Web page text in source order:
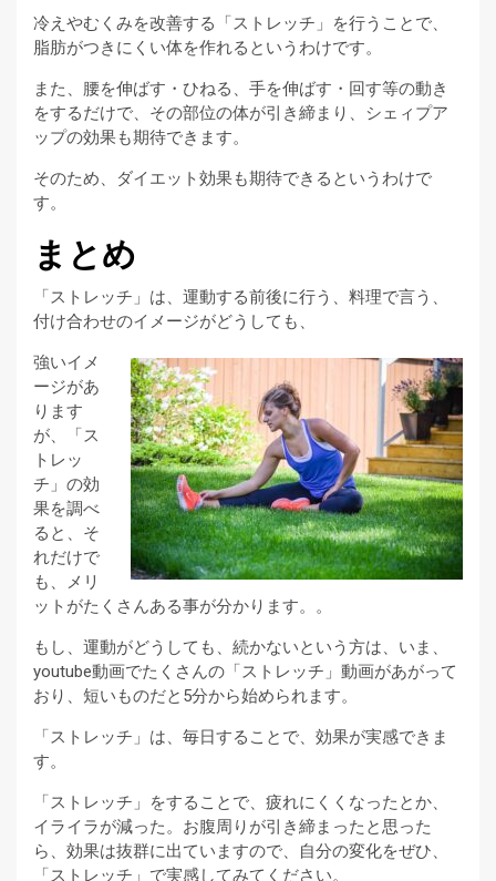
冷えやむくみを改善する「ストレッチ」を行うことで、
脂肪がつきにくい体を作れるというわけです。
また、腰を伸ばす・ひねる、手を伸ばす・回す等の動き
をするだけで、その部位の体が引き締まり、シェィプア
ップの効果も期待できます。
そのため、ダイエット効果も期待できるというわけで
す。
まとめ
「ストレッチ」は、運動する前後に行う、料理で言う、
付け合わせのイメージがどうしても、
強いイメ
ージがあ
ります
が、「ス
トレッ
チ」の効
果を調べ
ると、そ
れだけで
も、メリ
ットがたくさんある事が分かります。。
もし、運動がどうしても、続かないという方は、いま、
youtube動画でたくさんの「ストレッチ」動画があがって
おり、短いものだと5分から始められます。
「ストレッチ」は、毎日することで、効果が実感できま
す。
「ストレッチ」をすることで、疲れにくくなったとか、
イライラが減った。お腹周りが引き締まったと思った
ら、効果は抜群に出ていますので、自分の変化をぜひ、
「ストレッチ」で実感してみてください。